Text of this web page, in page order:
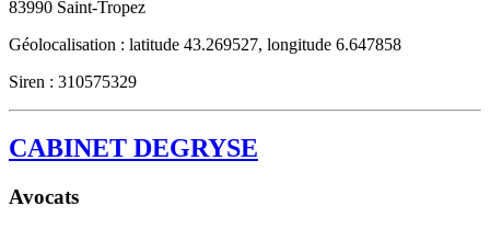
83990 Saint-Tropez
Géolocalisation : latitude 43.269527, longitude 6.647858
Siren : 310575329
CABINET DEGRYSE
Avocats